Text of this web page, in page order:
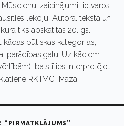
izaicinājumi” ietvaros
lekciju “Autora, teksta un
tiks apskatītas 20. gs.
būtiskas kategorijas,
parādības galu. Uz kādiem
balstīties interpretējot
RKTMC “Mazā…
“PIRMATKLĀJUMS”